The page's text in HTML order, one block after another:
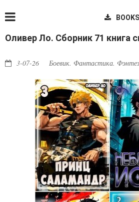
Оливер Ло. Сборник 71 книга
3-07-26 Боевик. Фантастика.